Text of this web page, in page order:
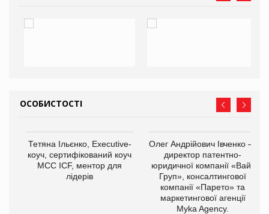
ОСОБИСТОСТІ
Тетяна Ільєнко, Executive-
коуч, сертифікований коуч
МСС ICF, ментор для
лідерів
Олег Андрійович Івченко —
директор патентно-
юридичної компанії «Вайз
Груп», консалтингової
компанії «Парето» та
маркетингової агенції
Myka Agency.